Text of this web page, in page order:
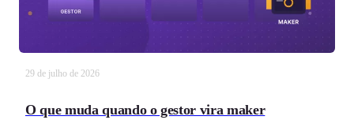
29 de julho de 2026
O que muda quando o gestor vira maker